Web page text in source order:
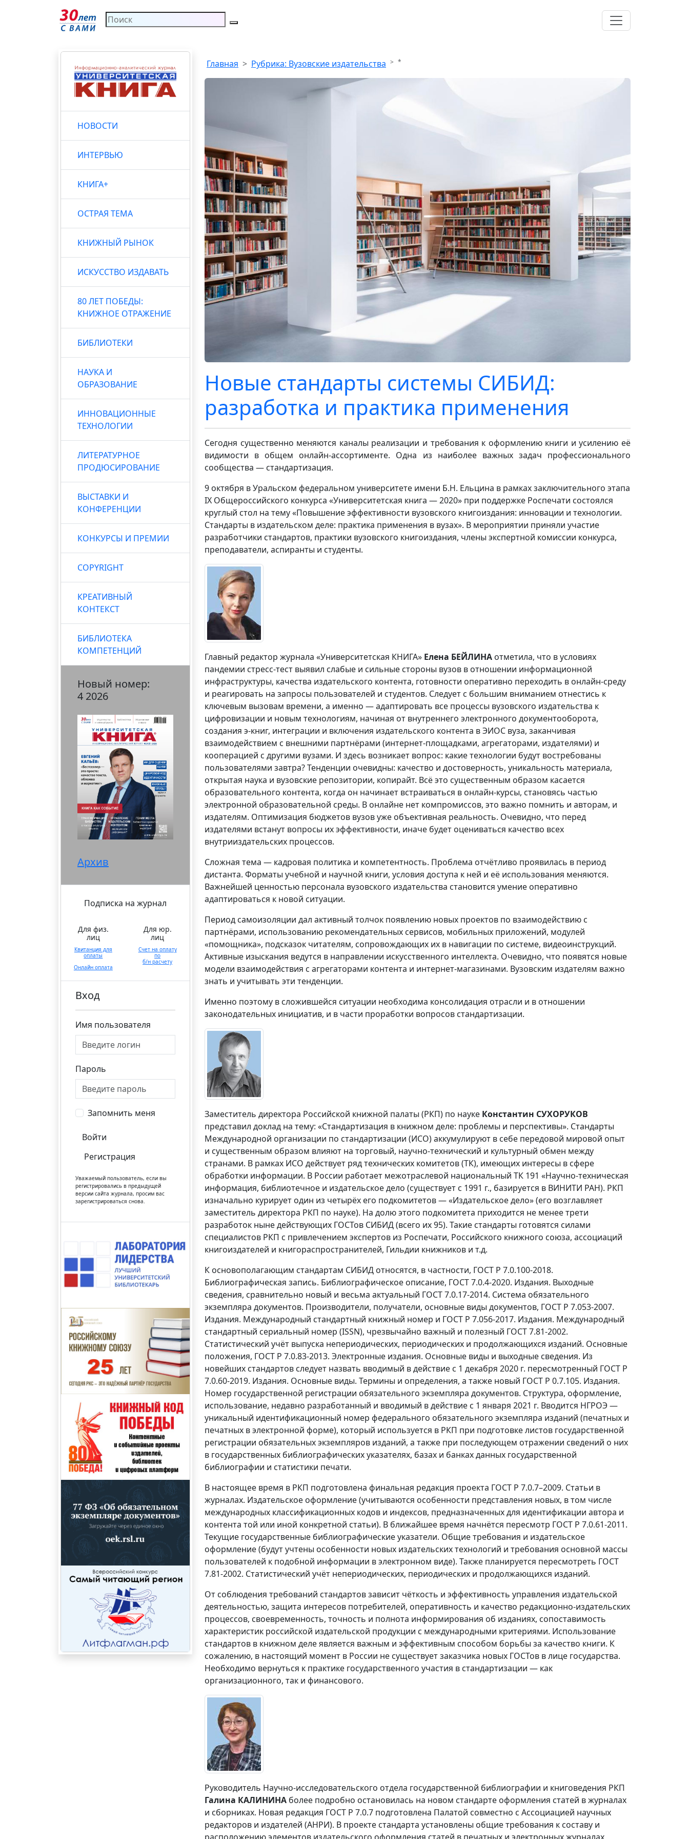
НОВОСТИ
ИНТЕРВЬЮ
КНИГА+
ОСТРАЯ ТЕМА
КНИЖНЫЙ РЫНОК
ИСКУССТВО ИЗДАВАТЬ
80 ЛЕТ ПОБЕДЫ:
КНИЖНОЕ ОТРАЖЕНИЕ
БИБЛИОТЕКИ
НАУКА И
ОБРАЗОВАНИЕ
ИННОВАЦИОННЫЕ
ТЕХНОЛОГИИ
ЛИТЕРАТУРНОЕ
ПРОДЮСИРОВАНИЕ
ВЫСТАВКИ И
КОНФЕРЕНЦИИ
КОНКУРСЫ И ПРЕМИИ
COPYRIGHT
КРЕАТИВНЫЙ
КОНТЕКСТ
БИБЛИОТЕКА
КОМПЕТЕНЦИЙ
Новый номер:
4 2026
Архив
Подписка на журнал
Для физ.
лиц
Квитанция для
оплаты
Онлайн оплата
Для юр.
лиц
Счет на оплату
по
б/н расчету
Вход
Имя пользователя
Пароль
Запомнить меня
Войти
Регистрация
Уважаемый пользователь, если вы
регистрировались в предыдущей
версии сайта журнала, просим вас
зарегистрироваться снова.
Главная Рубрика: Вузовские издательства *
Новые стандарты системы СИБИД:
разработка и практика применения
Сегодня существенно меняются каналы реализации и требования к оформлению книги и усилению её
видимости в общем онлайн-ассортименте. Одна из наиболее важных задач профессионального
сообщества — стандартизация.
9 октября в Уральском федеральном университете имени Б.Н. Ельцина в рамках заключительного этапа
IX Общероссийского конкурса «Университетская книга — 2020» при поддержке Роспечати состоялся
круглый стол на тему «Повышение эффективности вузовского книгоиздания: инновации и технологии.
Стандарты в издательском деле: практика применения в вузах». В мероприятии приняли участие
разработчики стандартов, практики вузовского книгоиздания, члены экспертной комиссии конкурса,
преподаватели, аспиранты и студенты.
Главный редактор журнала «Университетская КНИГА» Елена БЕЙЛИНА отметила, что в условиях
пандемии стресс-тест выявил слабые и сильные стороны вузов в отношении информационной
инфраструктуры, качества издательского контента, готовности оперативно переходить в онлайн-среду
и реагировать на запросы пользователей и студентов. Следует с большим вниманием отнестись к
ключевым вызовам времени, а именно — адаптировать все процессы вузовского издательства к
цифровизации и новым технологиям, начиная от внутреннего электронного документооборота,
создания э-книг, интеграции и включения издательского контента в ЭИОС вуза, заканчивая
взаимодействием с внешними партнёрами (интернет-площадками, агрегаторами, издателями) и
кооперацией с другими вузами. И здесь возникает вопрос: какие технологии будут востребованы
пользователями завтра? Тенденции очевидны: качество и достоверность, уникальность материала,
открытая наука и вузовские репозитории, копирайт. Всё это существенным образом касается
образовательного контента, когда он начинает встраиваться в онлайн-курсы, становясь частью
электронной образовательной среды. В онлайне нет компромиссов, это важно помнить и авторам, и
издателям. Оптимизация бюджетов вузов уже объективная реальность. Очевидно, что перед
издателями встанут вопросы их эффективности, иначе будет оцениваться качество всех
внутрииздательских процессов.
Сложная тема — кадровая политика и компетентность. Проблема отчётливо проявилась в период
дистанта. Форматы учебной и научной книги, условия доступа к ней и её использования меняются.
Важнейшей ценностью персонала вузовского издательства становится умение оперативно
адаптироваться к новой ситуации.
Период самоизоляции дал активный толчок появлению новых проектов по взаимодействию с
партнёрами, использованию рекомендательных сервисов, мобильных приложений, модулей
«помощника», подсказок читателям, сопровождающих их в навигации по системе, видеоинструкций.
Активные изыскания ведутся в направлении искусственного интеллекта. Очевидно, что появятся новые
модели взаимодействия с агрегаторами контента и интернет-магазинами. Вузовским издателям важно
знать и учитывать эти тенденции.
Именно поэтому в сложившейся ситуации необходима консолидация отрасли и в отношении
законодательных инициатив, и в части проработки вопросов стандартизации.
Заместитель директора Российской книжной палаты (РКП) по науке Константин СУХОРУКОВ
представил доклад на тему: «Стандартизация в книжном деле: проблемы и перспективы». Стандарты
Международной организации по стандартизации (ИСО) аккумулируют в себе передовой мировой опыт
и существенным образом влияют на торговый, научно-технический и культурный обмен между
странами. В рамках ИСО действует ряд технических комитетов (ТК), имеющих интересы в сфере
обработки информации. В России работает межотраслевой национальный ТК 191 «Научно-техническая
информация, библиотечное и издательское дело (существует с 1991 г., базируется в ВИНИТИ РАН). РКП
изначально курирует один из четырёх его подкомитетов — «Издательское дело» (его возглавляет
заместитель директора РКП по науке). На долю этого подкомитета приходится не менее трети
разработок ныне действующих ГОСТов СИБИД (всего их 95). Такие стандарты готовятся силами
специалистов РКП с привлечением экспертов из Роспечати, Российского книжного союза, ассоциаций
книгоиздателей и книгораспространителей, Гильдии книжников и т.д.
К основополагающим стандартам СИБИД относятся, в частности, ГОСТ Р 7.0.100-2018.
Библиографическая запись. Библиографическое описание, ГОСТ 7.0.4-2020. Издания. Выходные
сведения, сравнительно новый и весьма актуальный ГОСТ 7.0.17-2014. Система обязательного
экземпляра документов. Производители, получатели, основные виды документов, ГОСТ Р 7.053-2007.
Издания. Международный стандартный книжный номер и ГОСТ Р 7.056-2017. Издания. Международный
стандартный сериальный номер (ISSN), чрезвычайно важный и полезный ГОСТ 7.81-2002.
Статистический учёт выпуска непериодических, периодических и продолжающихся изданий. Основные
положения, ГОСТ Р 7.0.83-2013. Электронные издания. Основные виды и выходные сведения. Из
новейших стандартов следует назвать вводимый в действие с 1 декабря 2020 г. пересмотренный ГОСТ Р
7.0.60-2019. Издания. Основные виды. Термины и определения, а также новый ГОСТ Р 0.7.105. Издания.
Номер государственной регистрации обязательного экземпляра документов. Структура, оформление,
использование, недавно разработанный и вводимый в действие с 1 января 2021 г. Вводится НГРОЭ —
уникальный идентификационный номер федерального обязательного экземпляра изданий (печатных и
печатных в электронной форме), который используется в РКП при подготовке листов государственной
регистрации обязательных экземпляров изданий, а также при последующем отражении сведений о них
в государственных библиографических указателях, базах и банках данных государственной
библиографии и статистики печати.
В настоящее время в РКП подготовлена финальная редакция проекта ГОСТ Р 7.0.7–2009. Статьи в
журналах. Издательское оформление (учитываются особенности представления новых, в том числе
международных классификационных кодов и индексов, предназначенных для идентификации автора и
контента той или иной конкретной статьи). В ближайшее время начнётся пересмотр ГОСТ Р 7.0.61-2011.
Текущие государственные библиографические указатели. Общие требования и издательское
оформление (будут учтены особенности новых издательских технологий и требования основной массы
пользователей к подобной информации в электронном виде). Также планируется пересмотреть ГОСТ
7.81-2002. Статистический учёт непериодических, периодических и продолжающихся изданий.
От соблюдения требований стандартов зависит чёткость и эффективность управления издательской
деятельностью, защита интересов потребителей, оперативность и качество редакционно-издательских
процессов, своевременность, точность и полнота информирования об изданиях, сопоставимость
характеристик российской издательской продукции с международными критериями. Использование
стандартов в книжном деле является важным и эффективным способом борьбы за качество книги. К
сожалению, в настоящий момент в России не существует заказчика новых ГОСТов в лице государства.
Необходимо вернуться к практике государственного участия в стандартизации — как
организационного, так и финансового.
Руководитель Научно-исследовательского отдела государственной библиографии и книговедения РКП
Галина КАЛИНИНА более подробно остановилась на новом стандарте оформления статей в журналах
и сборниках. Новая редакция ГОСТ Р 7.0.7 подготовлена Палатой совместно с Ассоциацией научных
редакторов и издателей (АНРИ). В проекте стандарта установлены общие требования к составу и